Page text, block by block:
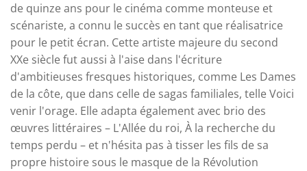
de quinze ans pour le cinéma comme monteuse et
scénariste, a connu le succès en tant que réalisatrice
pour le petit écran. Cette artiste majeure du second
XXe siècle fut aussi à l'aise dans l'écriture
d'ambitieuses fresques historiques, comme Les Dames
de la côte, que dans celle de sagas familiales, telle Voici
venir l'orage. Elle adapta également avec brio des
œuvres littéraires – L'Allée du roi, À la recherche du
temps perdu – et n'hésita pas à tisser les fils de sa
propre histoire sous le masque de la Révolution